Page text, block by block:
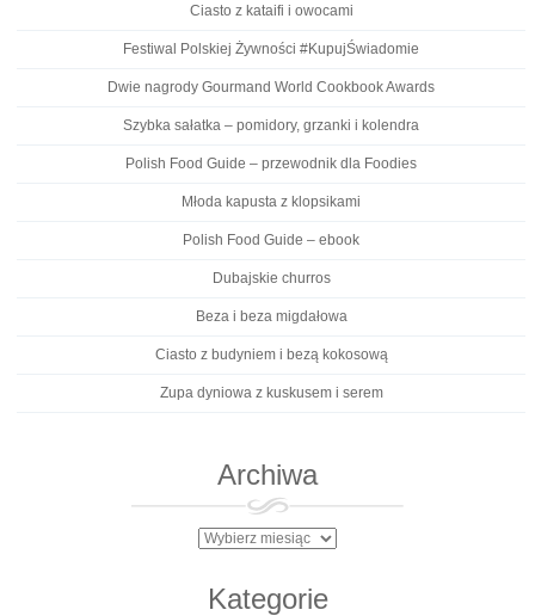
Ciasto z kataifi i owocami
Festiwal Polskiej Żywności #KupujŚwiadomie
Dwie nagrody Gourmand World Cookbook Awards
Szybka sałatka – pomidory, grzanki i kolendra
Polish Food Guide – przewodnik dla Foodies
Młoda kapusta z klopsikami
Polish Food Guide – ebook
Dubajskie churros
Beza i beza migdałowa
Ciasto z budyniem i bezą kokosową
Zupa dyniowa z kuskusem i serem
Archiwa
Archiwa
Kategorie